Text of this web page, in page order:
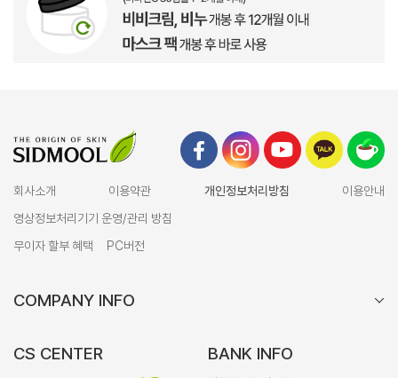
회사소개 이용약관 개인정보처리방침
이용안내
영상정보처리기기 운영/관리 방침
무이자 할부 혜택
PC버전
COMPANY INFO
CS CENTER BANK INFO